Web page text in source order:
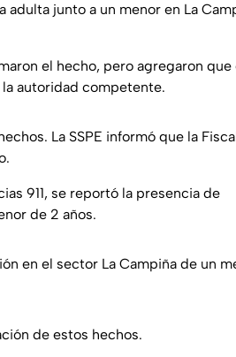
junto a un menor en La
el hecho, pero agregaron que
autoridad competente.
La SSPE informó que la
911, se reportó la presencia de
de 2 años.
en el sector La Campiña de un
de estos hechos.